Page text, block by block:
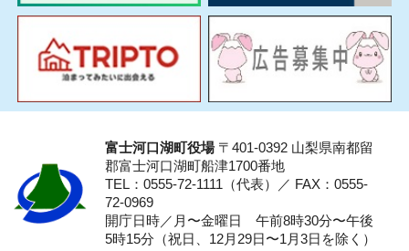
富士河口湖町役場〒401-0392 山梨県南都留
郡富士河口湖町船津1700番地
TEL：0555-72-1111 （代表）／ FAX：0555-
72-0969
開庁日時／月〜金曜日 午前8時30分〜午後
5時15分（祝日、12月29日〜1月3日を除く）